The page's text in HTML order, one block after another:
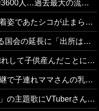
人…過去最大の流行に
であたシコが止まらない
出所は我々の税金かと思うと…」
産んだことに嫉妬して批判殺到
れママさんの乳をモロ映し
されてまたまたまた炎上、もう何回目だよ…